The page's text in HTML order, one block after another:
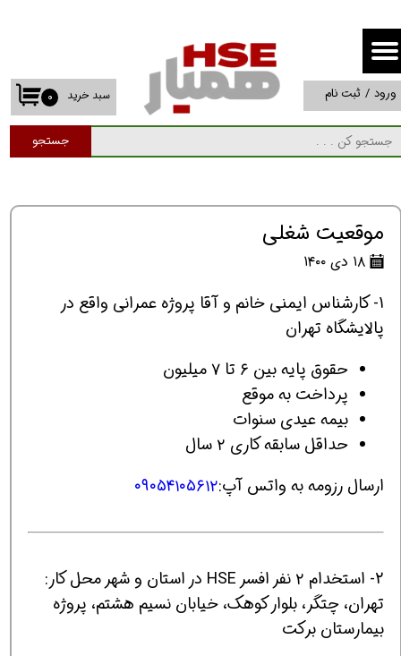
جستجو
۰ سبد خرید ورود / ثبت نام
حساب کاربری من
تغییر گذر واژه
سفارشات
موقعیت شغلی
۱۸ دی ۱۴۰۰
1- کارشناس ایمنی خانم و آقا پروژه عمرانی واقع در
پالایشگاه تهران
حقوق پایه بین ۶ تا ۷ میلیون
پرداخت به موقع
بیمه عیدی سنوات
حداقل سابقه کاری ۲ سال
ارسال رزومه به واتس آپ:۰۹۰۵۴۱۰۵۶۱۲
2- استخدام ۲ نفر افسر HSE در استان و شهر محل کار:
تهران، چتگر، بلوار کوهک، خیابان نسیم هشتم، پروژه‌
بیمارستان برکت